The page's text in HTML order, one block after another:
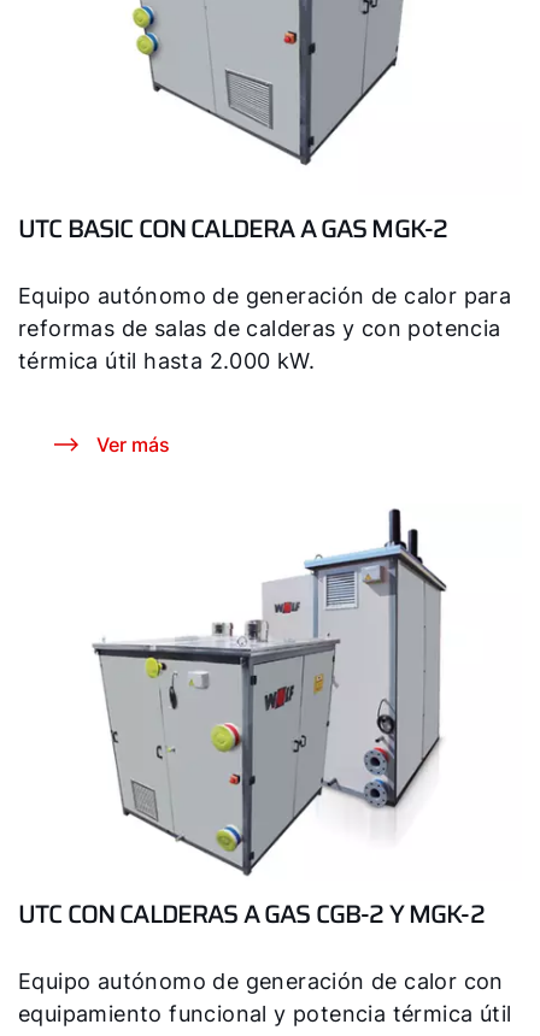
UTC BASIC CON CALDERA A GAS MGK-2
Equipo autónomo de generación de calor para
reformas de salas de calderas y con potencia
térmica útil hasta 2.000 kW.
Ver más
UTC CON CALDERAS A GAS CGB-2 Y MGK-2
Equipo autónomo de generación de calor con
equipamiento funcional y potencia térmica útil